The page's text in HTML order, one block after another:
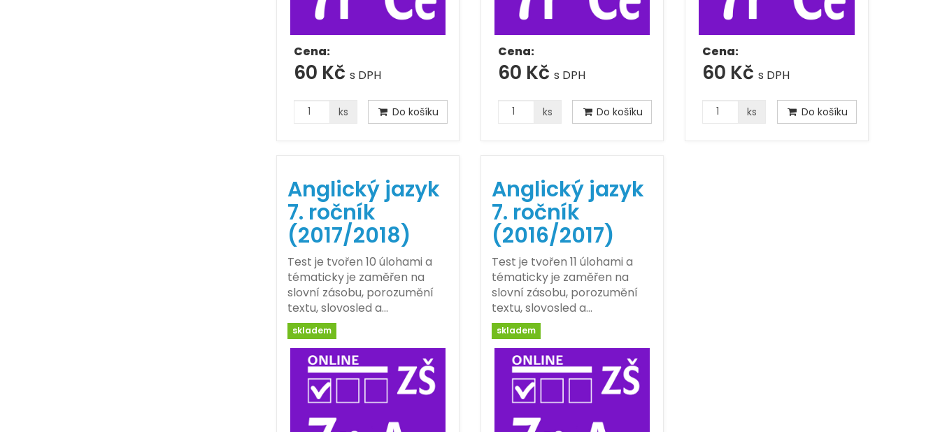
Cena:
60 Kč s DPH
ks Do košíku
Cena:
60 Kč s DPH
ks Do košíku
Cena:
60 Kčs DPH
ks Do košíku
Anglický jazyk
7. ročník
(2017/2018)
Test je tvořen 10 úlohami a
tématicky je zaměřen na
slovní zásobu, porozumění
textu, slovosled a…
skladem
Anglický jazyk
7. ročník
(2016/2017)
Test je tvořen 11 úlohami a
tématicky je zaměřen na
slovní zásobu, porozumění
textu, slovosled a…
skladem